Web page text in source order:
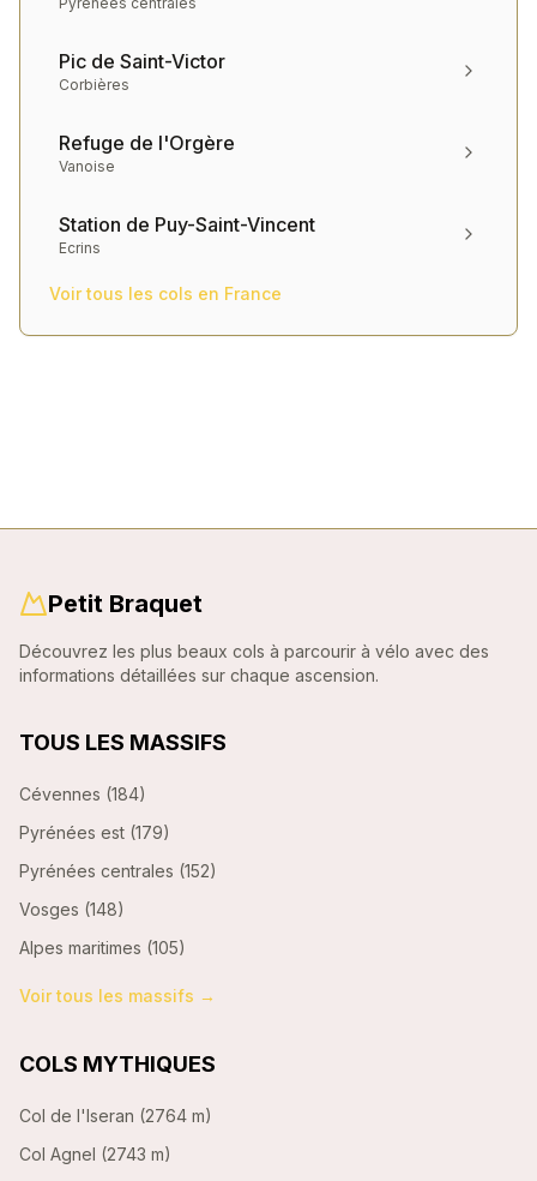
Pic de Saint-Victor
Corbières
Refuge de l'Orgère
Vanoise
Station de Puy-Saint-Vincent
Ecrins
Voir tous les cols en France
Petit Braquet
Découvrez les plus beaux cols à parcourir à vélo avec des
informations détaillées sur chaque ascension.
TOUS LES MASSIFS
Cévennes (184)
Pyrénées est (179)
Pyrénées centrales (152)
Vosges (148)
Alpes maritimes (105)
Voir tous les massifs →
COLS MYTHIQUES
Col de l'Iseran (2764 m)
Col Agnel (2743 m)